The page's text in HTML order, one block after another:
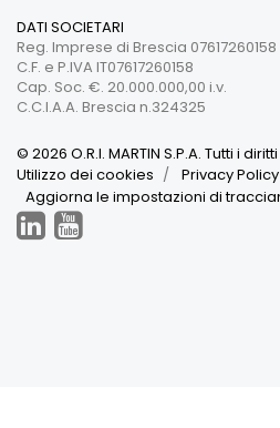
DATI SOCIETARI
Reg. Imprese di Brescia 07617260158
C.F. e P.IVA IT07617260158
Cap. Soc. €. 20.000.000,00 i.v.
C.C.I.A.A. Brescia n.324325
© 2026 O.R.I. MARTIN S.P.A. Tutti i
Utilizzo dei cookies
Privacy Policy
Aggiorna le impostazioni di